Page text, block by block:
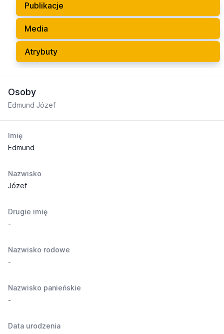
Publikacje
Media
Atrybuty
Osoby
Edmund Józef
Imię
Edmund
Nazwisko
Józef
Drugie imię
-
Nazwisko rodowe
-
Nazwisko panieńskie
-
Data urodzenia